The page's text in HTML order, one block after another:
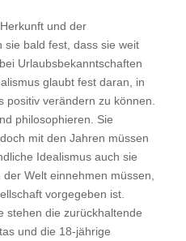
und der
sie bald fest, dass sie weit
Urlaubsbekanntschaften
glaubt fest daran, in
positiv verändern zu können.
philosophieren. Sie
mit den Jahren müssen
Idealismus auch sie
Welt einnehmen müssen,
vorgegeben ist.
stehen die zurückhaltende
und die 18-jährige